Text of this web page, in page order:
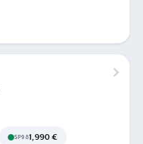
SP981,990 €